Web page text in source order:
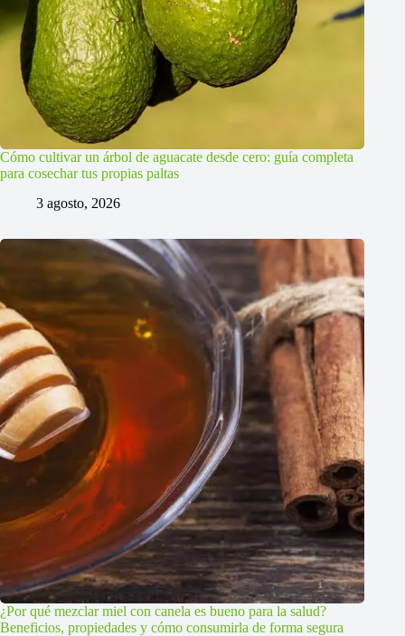
Cómo cultivar un árbol de aguacate desde cero: guía completa
para cosechar tus propias paltas
3 agosto, 2026
¿Por qué mezclar miel con canela es bueno para la salud?
Beneficios, propiedades y cómo consumirla de forma segura